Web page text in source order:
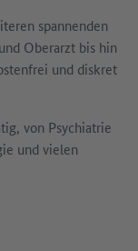
spannenden
Oberarzt bis hin
und diskret
von Psychiatrie
und vielen